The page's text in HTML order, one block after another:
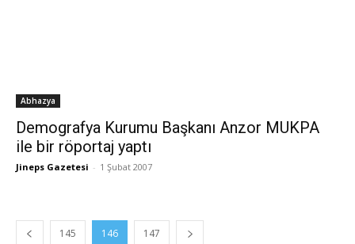
Abhazya
Demografya Kurumu Başkanı Anzor MUKPA
ile bir röportaj yaptı
Jineps Gazetesi - 1 Şubat 2007
145 146 147